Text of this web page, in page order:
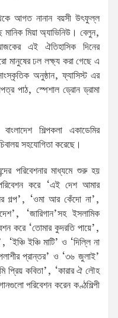
আগত নানান বয়সী উৎফুল্ল
মিয়া অ্যাভিনিউ। বেলুন,
এই ঐতিহাসিক দিনের
মানুষের ঢল লক্ষ্য করা গেছে এ
অনুষ্ঠান, ফ্যাসিস্ট এর
পাঠ, স্পেশাল ড্রোন ড্রামা
শিল্পকলা একাডেমির
সহযোগিতা করেছে।
পরিবেশনার মাধ্যমে শুরু হয়
করে ‘এই দেশ আমার
গল্প’, ‘ওমা আর কেঁদো না’,
‘জারিগান’সহ ইসলামিক
করে ‘তোমার কুদরতি পায়ে’,
ইঞ্চি মাটি’ ও ‘দিল্লি না
প্রান্তর’ ও ‘৩৬ জুলাই’
কবিতা’, ‘কারার ঐ লৌহ
পরিবেশন করেন কণ্ঠশিল্পী